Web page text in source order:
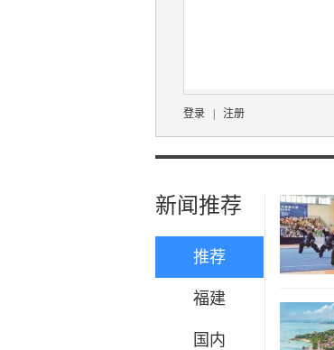
登录 注册
新闻推荐
推荐
福建
国内